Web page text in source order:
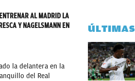
AL MADRID LA
Y NAGELSMANN EN
la delantera en la
del Real